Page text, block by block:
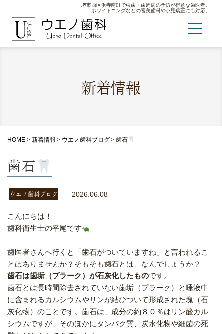
堺市西区浜寺南町で虫歯・歯周病の予防が得意な歯医者。
ホワイトニングなどの審美歯科や小児矯正にも対応。
新着情報
HOME > 新着情報 > ウエノ歯科ブログ > 歯石
歯石
ウエノ歯科ブログ 2026.06.08
こんにちは！
歯科衛生士の平尾です
歯医者さんへ行くと「歯石がついていますね」と言われるこ
とはありませんか？ そもそも歯石とは、なんでしょうか？
歯石は歯垢（プラーク）が石灰化したものです。
歯石とは長時間除去されていない歯垢（プラーク）と唾液中
に含まれるカルシウムやリンが結びついて形成された塊（石
灰化物）のことです。歯石は、成分の約８０％はリン酸カル
シウムですが、そのほかにタンパク質、炭水化物や細菌の死